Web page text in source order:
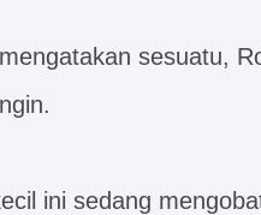
sesuatu,
ini sedang